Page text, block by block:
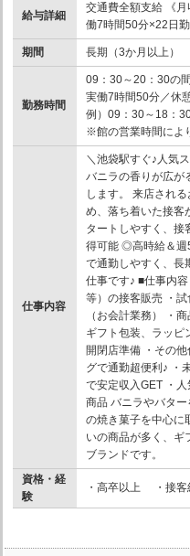
給与詳細
交通費全額支給 《
働7時間50分×22日
期間 長期（3か月以上）
勤務時間
09：30～20：30の
実働7時間50分／休
例）09：30～18：
※館の営業時間によ
仕事内容
＼池袋駅すぐ♪人気
バニラの香りが広が
します。 来店され
め、落ち着いた接客
タートしやすく、接
得可能 ◎高時給＆週
で通勤しやすく、長
仕事です♪ ■仕事内
等）の接客販売 ・
（お会計業務） ・
ギフト包装、ラッピ
開閉店準備 ・その
グで通勤超便利♪ ・
で安定収入GET ・
商品 バニラやバタ
の焼き菓子を中心に
いの商品が多く、ギ
ブランドです。
資格・経
験
・高卒以上 ・接客